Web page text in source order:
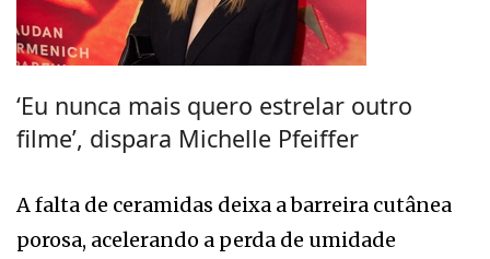
‘Eu nunca mais quero estrelar outro
filme’, dispara Michelle Pfeiffer
A falta de ceramidas deixa a barreira cutânea
porosa, acelerando a perda de umidade